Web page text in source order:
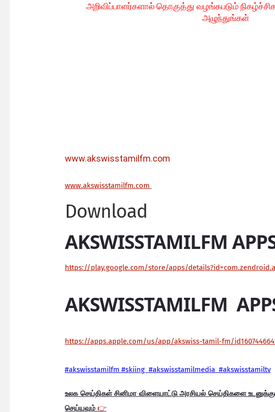
அறிவிப்பாளர்களால் தொகுத்து வழங்கபடும்
அழுந்துங்கள்
www.akswisstamilfm.com
www.akswisstamilfm.com
Download
AKSWISSTAMILFM
https://play.google.com/store/apps/
AKSWISSTAMILFM
https://apps.apple.com/us/app/akswiss-tamil-fm/
#akswisstamilfm #skiing #akswisstamilmedia #akswisstamiltv
உலக செய்திகள் சினிமா விளையாட்டு அரசியல் செய்திகளை
செய்யவும் 👉